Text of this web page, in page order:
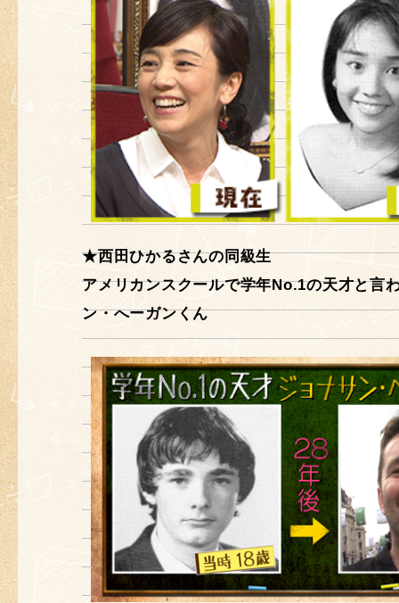
★西田ひかるさんの同級生
アメリカンスクールで学年No.1の天才と言
ン・へーガンくん